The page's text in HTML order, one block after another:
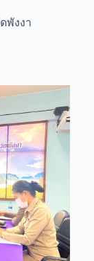
พังงา